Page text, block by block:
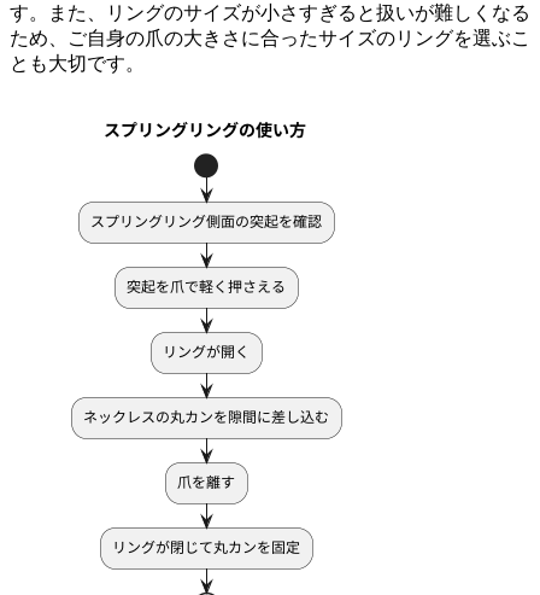
す。また、
リングのサイズが小さすぎる と扱いが難しくなる
ため、ご自身の爪の大きさに合ったサイズのリングを選ぶこ
とも大切です。